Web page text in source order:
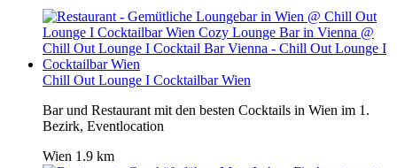
Chill Out Lounge I Cocktailbar Wien
Bar und Restaurant mit den besten Cocktails in Wien im 1.
Bezirk, Eventlocation
Wien 1.9 km